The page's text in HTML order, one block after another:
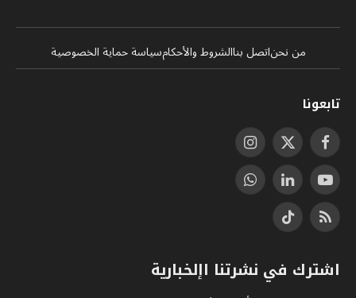
من نحناتصل بناالشروط والأحكامسياسة حماية الخصوصية
تابعونا
فيسبوكX
(Twitter)
الانستغرام
يوتيوب لينكدإنواتساب
RSS
تيكتوك
اشترك في نشرتنا اإلخبارية